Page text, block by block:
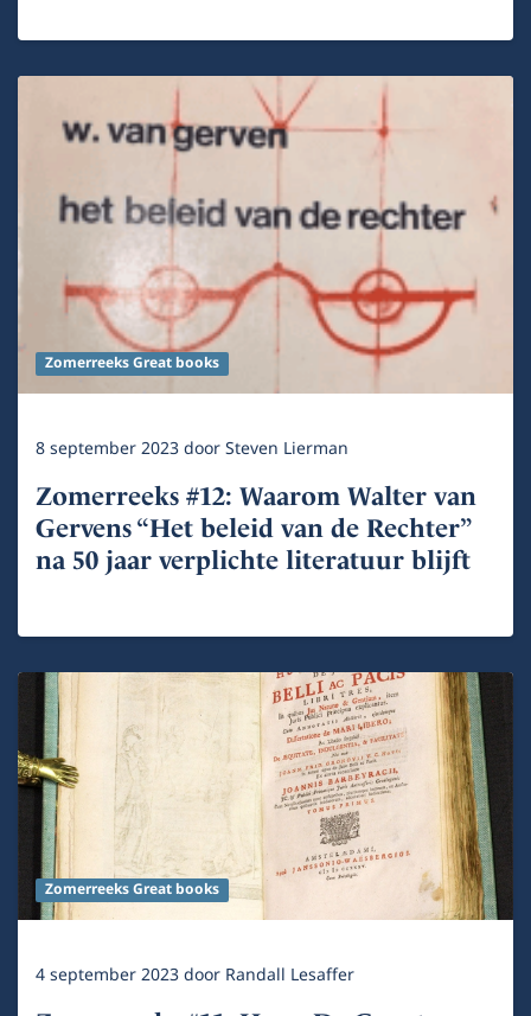
Zomerreeks Great books
8 september 2023doorSteven Lierman
Zomerreeks #12: Waarom Walter van
Gervens “Het beleid van de Rechter”
na 50 jaar verplichte literatuur blijft
Zomerreeks Great books
4 september 2023door Randall Lesaffer